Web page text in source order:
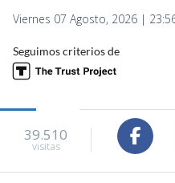
Viernes 07 Agosto, 2026 |
Seguimos criterios de
39.510
visitas